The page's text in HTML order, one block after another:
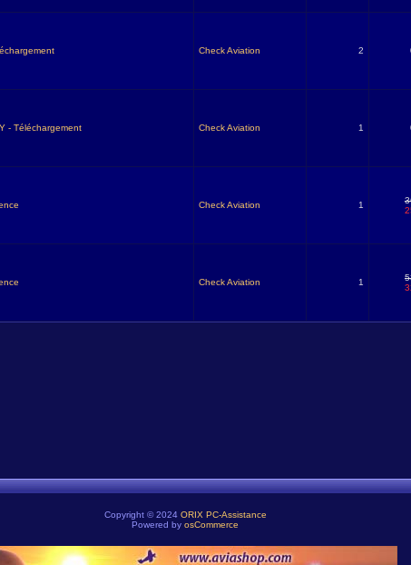
Check Aviation 2
- Téléchargement Check Aviation 1
Check Aviation 1
Check Aviation 1
Copyright © 2024 ORIX PC-Assistance
Powered by osCommerce